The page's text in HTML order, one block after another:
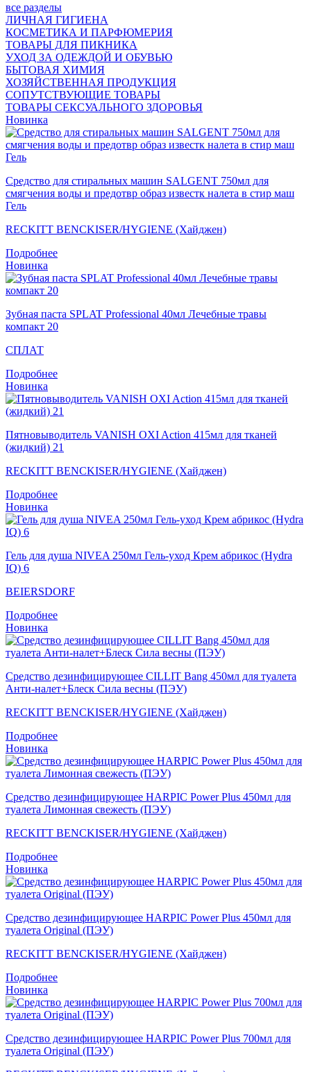
все разделы
ЛИЧНАЯ ГИГИЕНА
КОСМЕТИКА И ПАРФЮМЕРИЯ
ТОВАРЫ ДЛЯ ПИКНИКА
УХОД ЗА ОДЕЖДОЙ И ОБУВЬЮ
БЫТОВАЯ ХИМИЯ
ХОЗЯЙСТВЕННАЯ ПРОДУКЦИЯ
СОПУТСТВУЮЩИЕ ТОВАРЫ
ТОВАРЫ СЕКСУАЛЬНОГО ЗДОРОВЬЯ
Новинка
Средство для стиральных машин SALGENT 750мл для
смягчения воды и предотвр образ известк налета в стир маш
Гель
RECKITT BENCKISER/HYGIENE (Хайджен)
Подробнее
Новинка
Зубная паста SPLAT Professional 40мл Лечебные травы
компакт 20
СПЛАТ
Подробнее
Новинка
Пятновыводитель VANISH OXI Action 415мл для тканей
(жидкий) 21
RECKITT BENCKISER/HYGIENE (Хайджен)
Подробнее
Новинка
Гель для душа NIVEA 250мл Гель-уход Крем абрикос (Hydra
IQ) 6
BEIERSDORF
Подробнее
Новинка
Средство дезинфицирующее CILLIT Bang 450мл для туалета
Анти-налет+Блеск Сила весны (ПЭУ)
RECKITT BENCKISER/HYGIENE (Хайджен)
Подробнее
Новинка
Средство дезинфицирующее HARPIC Power Plus 450мл для
туалета Лимонная свежесть (ПЭУ)
RECKITT BENCKISER/HYGIENE (Хайджен)
Подробнее
Новинка
Средство дезинфицирующее HARPIC Power Plus 450мл для
туалета Original (ПЭУ)
RECKITT BENCKISER/HYGIENE (Хайджен)
Подробнее
Новинка
Средство дезинфицирующее HARPIC Power Plus 700мл для
туалета Original (ПЭУ)